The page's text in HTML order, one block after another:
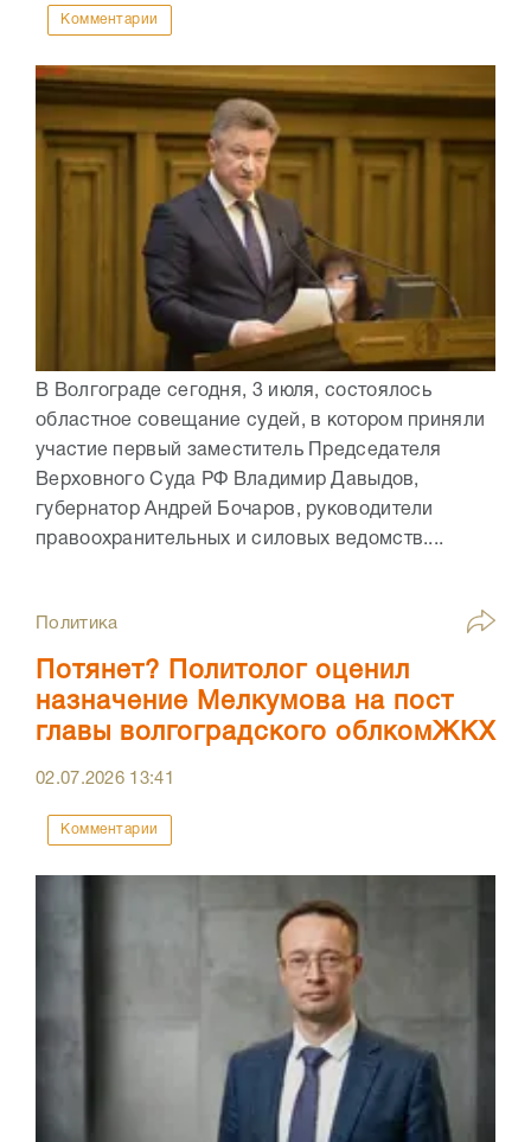
Комментарии
В Волгограде сегодня, 3 июля, состоялось
областное совещание судей, в котором приняли
участие первый заместитель Председателя
Верховного Суда РФ Владимир Давыдов,
губернатор Андрей Бочаров, руководители
правоохранительных и силовых ведомств....
Политика
Потянет? Политолог оценил
назначение Мелкумова на пост
главы волгоградского облкомЖКХ
02.07.2026 13:41
Комментарии